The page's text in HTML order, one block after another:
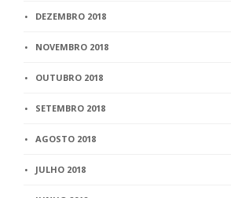
DEZEMBRO 2018
NOVEMBRO 2018
OUTUBRO 2018
SETEMBRO 2018
AGOSTO 2018
JULHO 2018